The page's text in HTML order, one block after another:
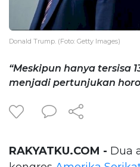
Donald Trump. (Foto: Getty Images)
“Meskipun hanya tersisa
menjadi pertunjukan
RAKYATKU.COM - Dua